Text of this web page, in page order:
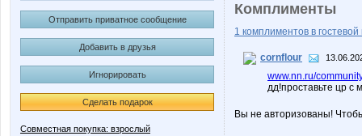
Отправить приватное сообщение
Добавить в друзья
Игнорировать
Сделать подарок
Совместная покупка: взрослый
Комплименты
1 комплиментов в гостевой
cornflour
www.nn.ru/
дд!проставьте цр с
Вы не авторизованы!